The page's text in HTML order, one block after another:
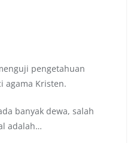
pengetahuan
agama Kristen.
banyak dewa, salah
adalah…